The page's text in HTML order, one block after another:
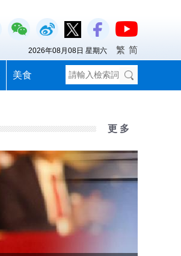
美食
2026年08月08日 星期六 繁 简
更 多